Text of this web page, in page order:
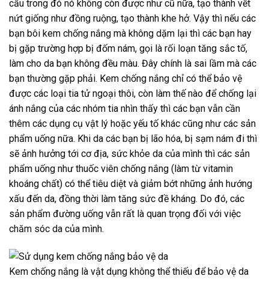
cấu trong đó nó không còn được như cũ nữa, tạo thành vết
nứt giống như đồng ruộng, tạo thành khe hở. Vậy thì nếu các
bạn bôi kem chống nắng mà không dặm lại thì các bạn hay
bị gặp trường hợp bị đốm nám, gọi là rối loạn tăng sắc tố,
làm cho da bạn không đều màu. Đây chính là sai lầm mà các
bạn thường gặp phải. Kem chống nắng chỉ có thể bảo vệ
được các loại tia tử ngoại thôi, còn làm thế nào để chống lại
ánh nắng của các nhóm tia nhìn thấy thì các bạn vẫn cần
thêm các dụng cụ vật lý hoặc yếu tố khác cũng như các sản
phẩm uống nữa. Khi da các bạn bị lão hóa, bị sạm nám đi thì
sẽ ảnh hưởng tới cơ địa, sức khỏe da của mình thì các sản
phẩm uống như thuốc viên chống nắng (làm từ vitamin
khoáng chất) có thể tiêu diệt và giảm bớt những ảnh hướng
xấu đến da, đồng thời làm tăng sức đề kháng. Do đó, các
sản phẩm đường uống vẫn rất là quan trọng đối với việc
chăm sóc da của mình.
Kem chống nắng là vật dụng không thể thiếu để bảo vệ da